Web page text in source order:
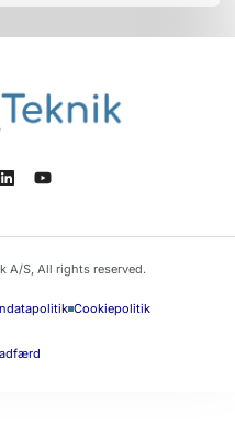
A/S, All rights reserved.
Cookiepolitik